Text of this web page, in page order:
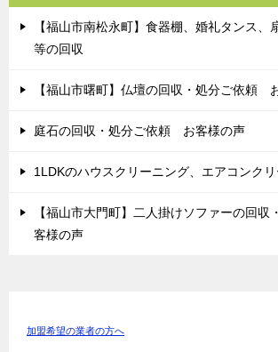
【福山市南松永町】食器棚、婚礼タンス、
等の回収
【福山市曙町】仏壇の回収・処分ご依頼
庭石の回収・処分ご依頼 お客様の声
1LDKのハウスクリーニング、エアコンク
【福山市大門町】二人掛けソファーの回
客様の声
加盟希望の業者の方へ